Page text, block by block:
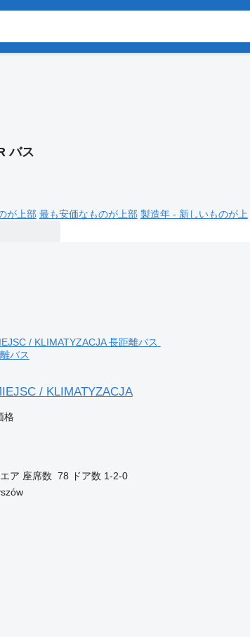
バス
が上部 最も安価なものが上部 製造年 - 新しいものが上
バス
/ KLIMATYZACJA
格
ア 座席数 78 ドア数 1-2-0